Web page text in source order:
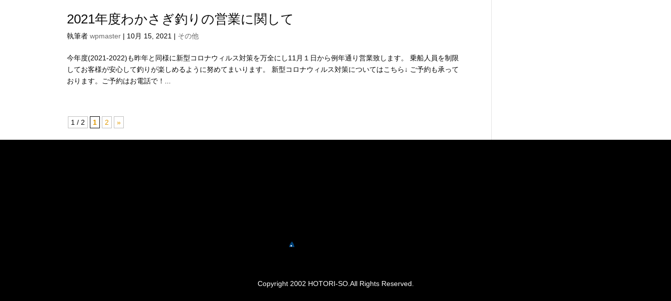
2021年度わかさぎ釣りの営業に関して
執筆者wpmaster | 10月 15, 2021 | その他
今年度(2021-2022)も昨年と同様に新型コロナウィルス対策を万全にし11月１日から例年通り営業致します。 乗船人員を制限
してお客様が安心して釣りが楽しめるように努めてまいります。 新型コロナウィルス対策についてはこちら↓ ご予約も承って
おります。ご予約はお電話で！...
1 / 2 1 2 »
Copyright 2002 HOTORI-SO.All Rights Reserved.